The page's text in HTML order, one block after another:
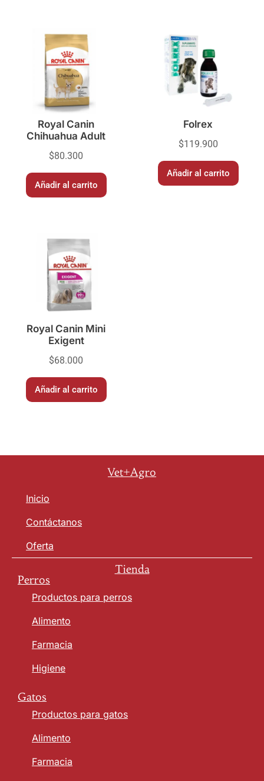
Royal Canin
Chihuahua Adult
$80.300
Añadir al carrito
Folrex
$119.900
Añadir al carrito
Royal Canin Mini
Exigent
$68.000
Añadir al carrito
Vet+Agro
Inicio
Contáctanos
Oferta
Tienda
Perros
Productos para perros
Alimento
Farmacia
Higiene
Gatos
Productos para gatos
Alimento
Farmacia